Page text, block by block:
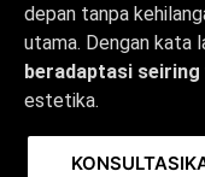
depan tanpa
utama. Dengan kata
beradaptasi
estetika.